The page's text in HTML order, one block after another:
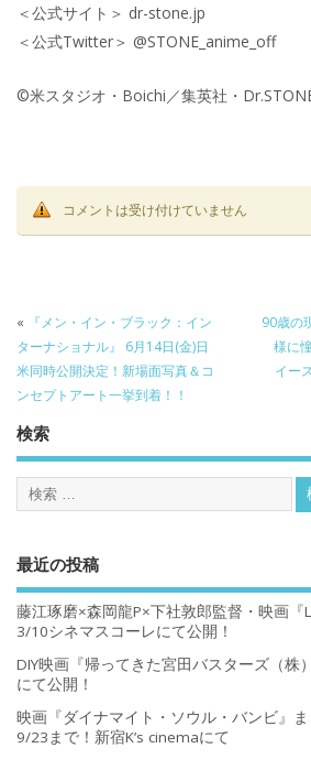
＜公式サイト＞ dr-stone.jp
＜公式Twitter＞ @STONE_anime_off
©米スタジオ・Boichi／集英社・
コメントは受け付けていません
«
『メン・イン・ブラック：イン
ターナショナル』 6月14日(金)日
米同時公開決定！新場面写真＆コ
ンセプトアート一挙到着！！
90歳の
様に
イー
検索
最近の投稿
藤江琢磨×森岡龍P×下社敦郎監督・映画『
3/10シネマスコーレにて公開！
DIY映画『帰ってきた宮田バスターズ（株
にて公開！
映画『ダイナマイト・ソウル・バンビ』ま
9/23まで！新宿K’s cinemaにて